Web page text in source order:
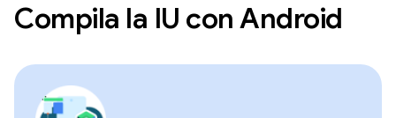
Compila la IU con Android